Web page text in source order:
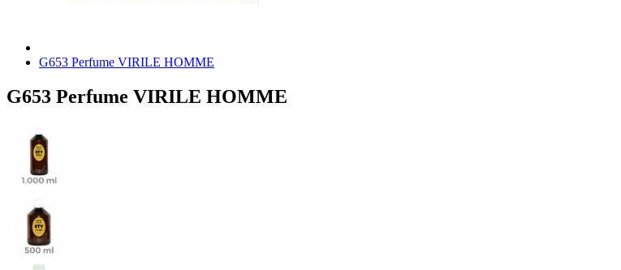
G653 Perfume VIRILE HOMME
G653 Perfume VIRILE HOMME